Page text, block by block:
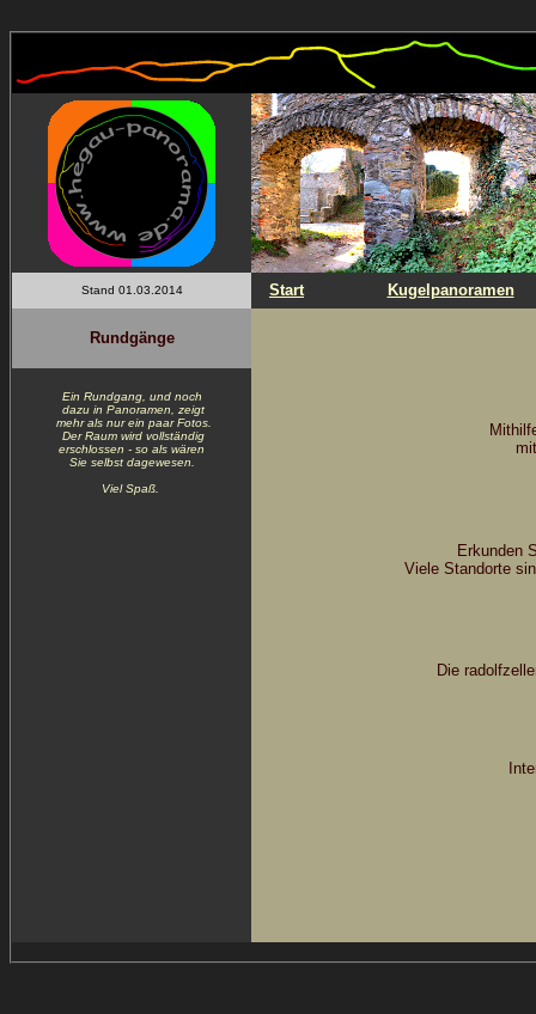
Stand 01.03.2014
Rundgänge
Ein Rundgang, und noch
dazu in Panoramen, zeigt
mehr als nur ein paar Fotos.
Der Raum wird vollständig
erschlossen - so als wären
Sie selbst dagewesen.
Viel Spaß.
Start Kugelpanoramen
Erkunden
Viele Standorte
Die